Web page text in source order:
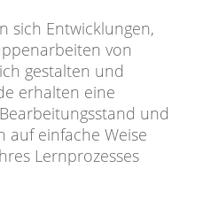
sich Entwicklungen,
von
gestalten und
erhalten eine
und
auf einfache Weise
Lernprozesses